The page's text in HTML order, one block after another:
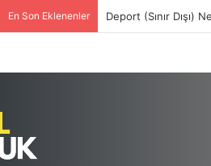
En Son Eklenenler Deport (Sınır Dışı)